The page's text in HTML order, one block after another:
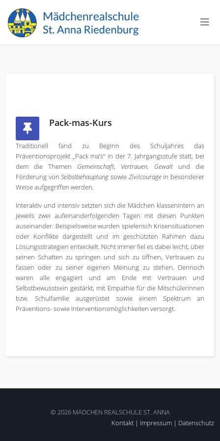
Pack-mas-Kurs
Traditionell fand zu Beginn des Schuljahres das
Präventionsprojekt „Pack ma’s“ in der 7. Jahrgangsstufe statt, bei
dem die Themen Gemeinschaft, Vertrauen, Gewaltund die
Förderung vonSelbstbehauptung sowie Zivilcourage in besonderer
Weise aufgegriffen werden.
Interaktiv und intensiv setzten sich die Mädchen klassenintern an
jeweils zwei aufeinanderfolgenden Tagen mit diesen Punkten
auseinander. Beispielsweise wurden spielerisch Krisensituationen
oder Konflikte dargestellt und im geschützten Rahmen dazu
Lösungsstrategien entwickelt. Nicht immer fiel es dabei leicht, über
seinen Schatten zu springen und sich zu öffnen, Vertrauen zu
fassen oder zu seiner eigenen Meinung zu stehen. Dennoch
waren alle engagiert und am Ende mit Vertrauen und
Selbstbewusstsein gestärkt, mit Empathie für die Mitschülerinnen
bzw. Schulfamilie ausgerüstet sowie einem Spektrum an
Präventions- sowie Interventionsmöglichkeiten versorgt.
© 2026 MÄDCHEN REALSCHULE ST. ANNA
Kontakt | Impressum | Datenschutz